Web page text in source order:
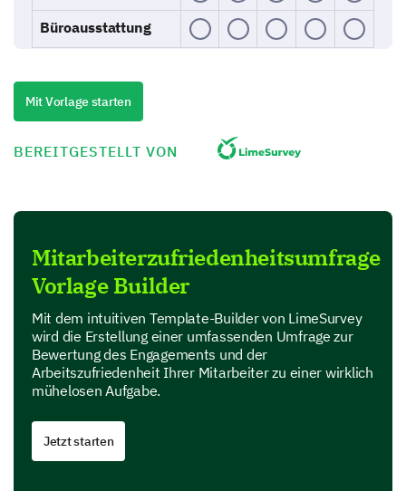
Büroausstattung
Haben Sie ausreichenden Zugang zu den
folgenden Ressourcen, um Ihre Arbeit effektiv
auszuführen?
Computersoftware
Informationstechnik
Ihre Arbeitsbeziehungen erkunden
spielen eine bedeutende Rolle für Ihre allgemeine
Arbeitszufriedenheit. Lassen Sie uns in diese
Bereiche eintauchen.
Mit Vorlage starten
BEREITGESTELLT VON
Mitarbeiterzufriedenheitsumfrage
Vorlage Builder
Mit dem intuitiven Template-Builder von LimeSurvey
wird die Erstellung einer umfassenden Umfrage zur
Bewertung des Engagements und der
Arbeitszufriedenheit Ihrer Mitarbeiter zu einer wirklich
mühelosen Aufgabe.
Jetzt starten